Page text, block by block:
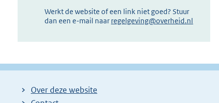
Werkt de website of een link niet goed? Stuur
dan een e-mail naar regelgeving@overheid.nl
Over deze website